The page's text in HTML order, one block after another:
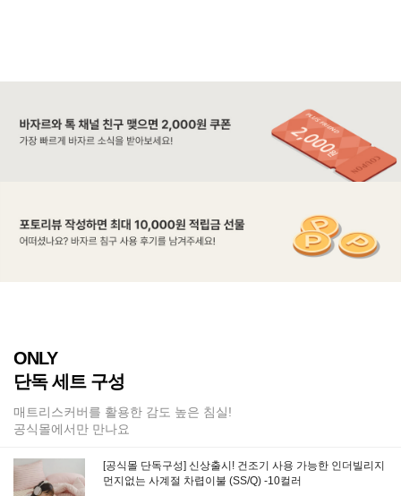
ONLY
단독 세트 구성
매트리스커버를 활용한 감도 높은 침실!
공식몰에서만 만나요
[공식몰 단독구성] 신상출시! 건조기 사용 가능한 인더빌리지
먼지없는 사계절 차렵이불 (SS/Q) -10컬러